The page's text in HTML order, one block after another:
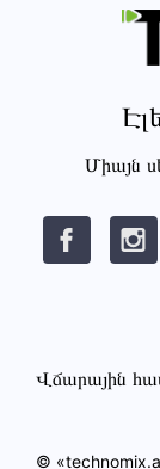
Միայն
Վճարային
©